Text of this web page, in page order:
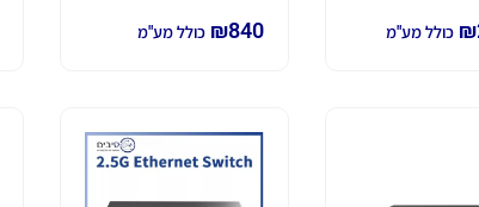
₪ כולל מע"מ ₪840 כולל מע"מ